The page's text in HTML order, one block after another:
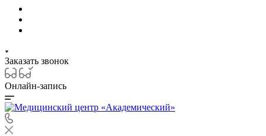
Заказать звонок
Онлайн-запись